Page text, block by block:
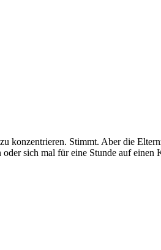
konzentrieren. Stimmt. Aber die
sich mal für eine Stunde auf